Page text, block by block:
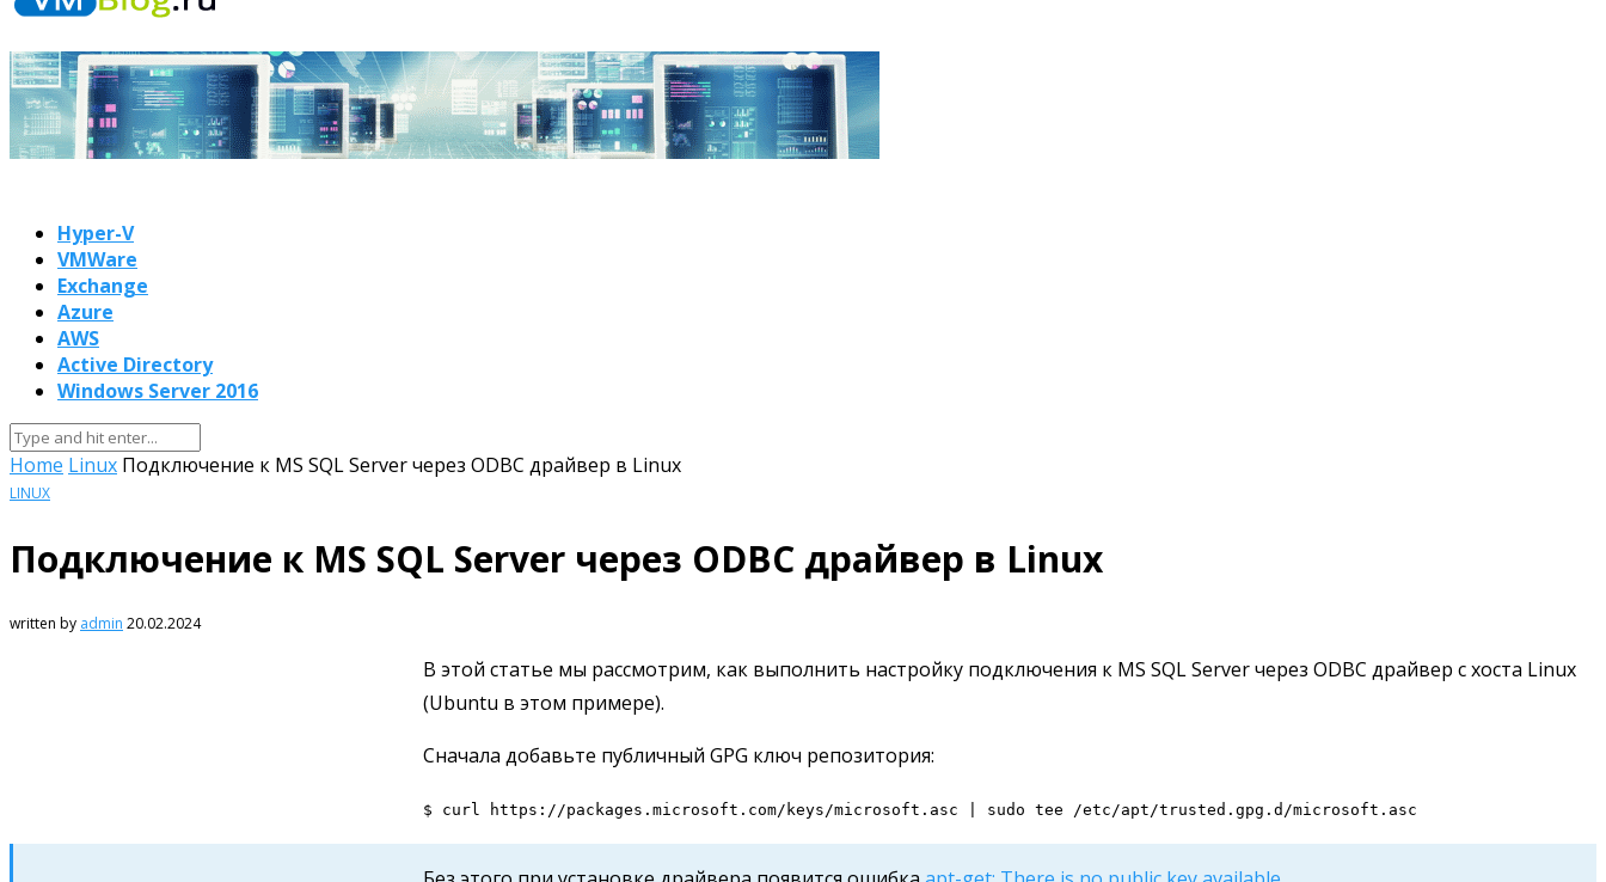
Hyper-V
VMWare
Exchange
Azure
AWS
Active Directory
Windows Server 2016
Home Linux Подключение к MS SQL Server через ODBC драйвер в Linux
LINUX
Подключение к MS SQL Server через ODBC драйвер в Linux
written by admin 20.02.2024
В этой статье мы рассмотрим, как выполнить настройку подключения к MS SQL Server через ODBC драйвер с хоста Linux
(Ubuntu в этом примере).
Сначала добавьте публичный GPG ключ репозитория:
$ curl https://packages.microsoft.com/keys/microsoft.asc | sudo tee /etc/apt/trusted.gpg.d/microsoft.asc